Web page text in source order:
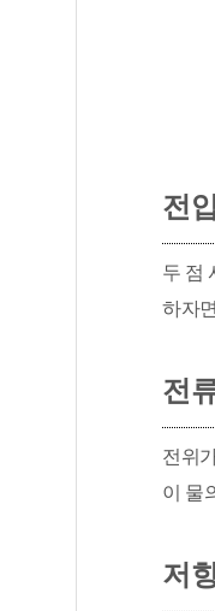
전
두 점
하자
전
전위
이 물
저